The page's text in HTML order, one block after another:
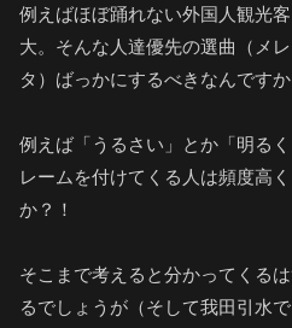
例えばほぼ踊れない外国人観光
大。そんな人達優先の選曲（メ
タ）ばっかにするべきなんですか
例えば「うるさい」とか「明る
レームを付けてくる人は頻度高
か？！
そこまで考えると分かってくる
るでしょうが（そして我田引水